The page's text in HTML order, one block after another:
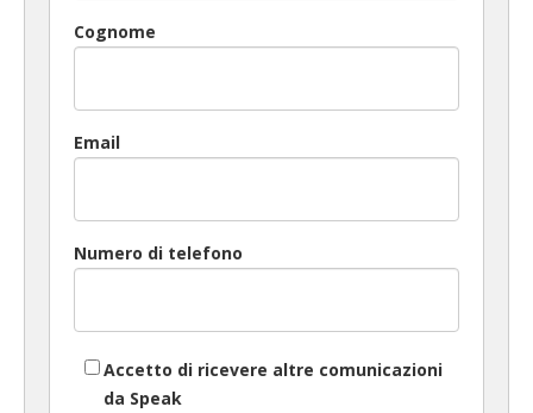
Cognome
Email
Numero di telefono
Accetto di ricevere altre comunicazioni
da Speak